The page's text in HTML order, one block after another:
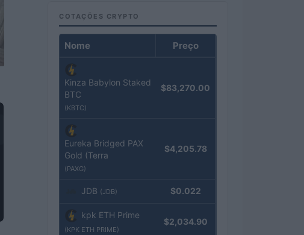
COTAÇÕES CRYPTO
Nome Preço
Kinza Babylon Staked
BTC
(KBTC)
$83,270.00
Eureka Bridged PAX
Gold (Terra
(PAXG)
$4,205.78
JDB (JDB) $0.022
kpk ETH Prime
(KPK ETH PRIME)
$2,034.90